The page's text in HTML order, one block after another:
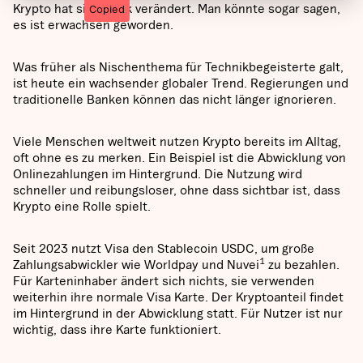
Krypto hat sich stark verändert. Man könnte sogar sagen,
es ist erwachsen geworden.
Was früher als Nischenthema für Technikbegeisterte galt,
ist heute ein wachsender globaler Trend. Regierungen und
traditionelle Banken können das nicht länger ignorieren.
Viele Menschen weltweit nutzen Krypto bereits im Alltag,
oft ohne es zu merken. Ein Beispiel ist die Abwicklung von
Onlinezahlungen im Hintergrund. Die Nutzung wird
schneller und reibungsloser, ohne dass sichtbar ist, dass
Krypto eine Rolle spielt.
Seit 2023 nutzt Visa den Stablecoin USDC, um große
Zahlungsabwickler wie Worldpay und Nuvei1 zu bezahlen.
Für Karteninhaber ändert sich nichts, sie verwenden
weiterhin ihre normale Visa Karte. Der Kryptoanteil findet
im Hintergrund in der Abwicklung statt. Für Nutzer ist nur
wichtig, dass ihre Karte funktioniert.
Copied